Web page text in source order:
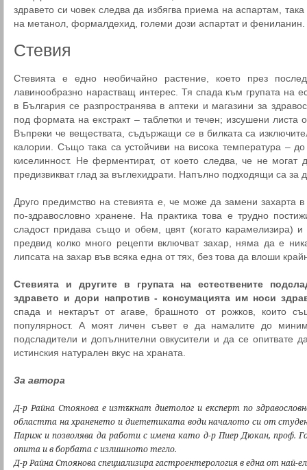
здравето си човек следва да избягва приема на аспартам, така
на метанол, формалдехид, големи дози аспартат и фениланин.
Стевия
Стевията е едно необичайно растение, което през
лавинообразно нарастващ интерес. Тя спада към групата на
в България се разпространява в аптеки и магазини за
под формата на екстракт – таблетки и течен; изсушени листа
Въпреки че веществата, съдържащи се в билката са
калории. Също така са устойчиви на висока температура –
киселинност. Не ферментират, от което следва, че не могат
предизвикват глад за въглехидрати. Напълно подходящи са за
Друго предимство на стевията е, че може да замени захарта
по-здравословно хранене. На практика това е трудно
сладост придава също и обем, цвят (когато карамелизира)
предвид колко много рецепти включват захар, няма да е
липсата на захар във всяка една от тях, без това да влоши
Стевията и другите в групата на естествените
здравето и дори напротив - консумацията им носи
спада и нектарът от агаве, брашното от рожков, които
популярност. А моят личен съвет е да намалите до
подсладители и допълнителни овкусители и да се опитвате
истинския натурален вкус на храната.
За автора
Д-р Райна Стоянова е изтъкнат диетолог и експерт по
областта на храненето и диететиката води началото си от
Париж и позволява да работи с имена като д-р Пиер Дюкан, проф.
опита и в борбата с излишното тегло.
Д-р Райна Стоянова специализира гастроентерология в една от